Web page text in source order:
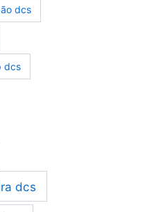
dcs
dcs
dcs